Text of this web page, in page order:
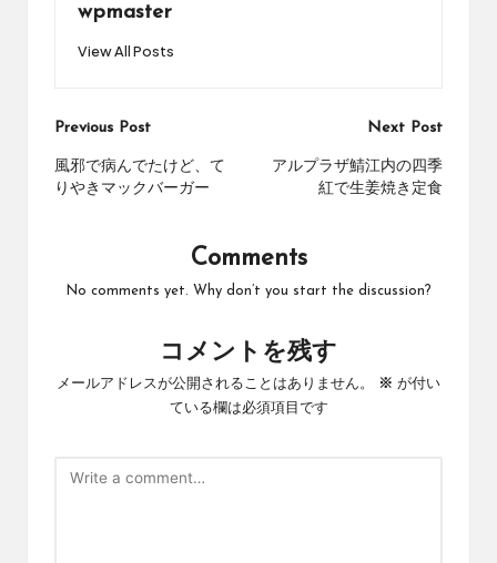
wpmaster
View All Posts
Post
navigation
Previous Post
風邪で病んでたけど、て
りやきマックバーガー
Next Post
アルプラザ鯖江内の四季
紅で生姜焼き定食
Comments
No comments yet. Why don’t you start the discussion?
コメントを残す
メールアドレスが公開されることはありません。 ※ が付い
ている欄は必須項目です